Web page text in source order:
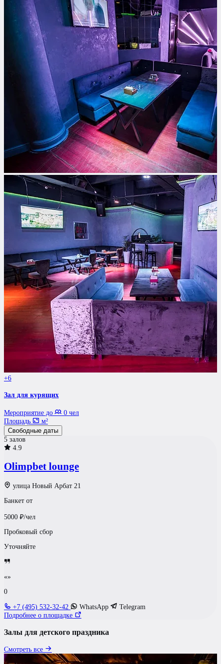
+6
Зал для курящих
Мероприятие до
0 чел
Площадь
м²
Свободные даты
5 залов
4.9
Olimpbet lounge
улица Новый Арбат 21
Банкет от
5000 ₽/чел
Пробковый сбор
Уточняйте
«»
0
+7 (495) 532-32-42 WhatsApp
Telegram
Подробнее о площадке
Залы для детского праздника
Смотреть все